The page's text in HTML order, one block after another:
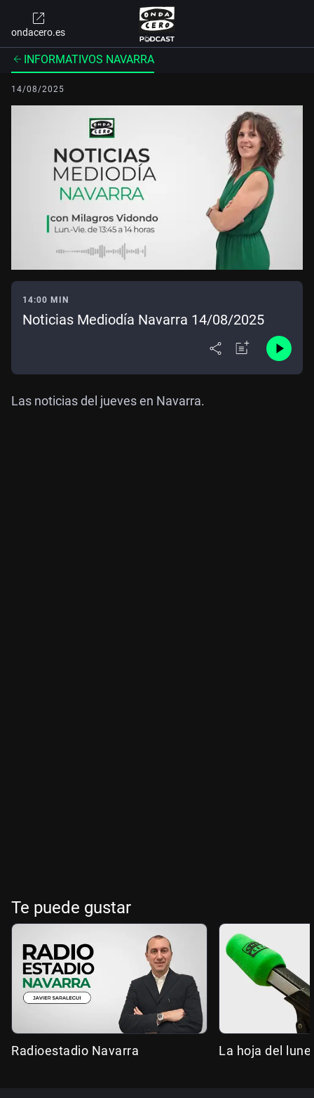
ondacero.es
INFORMATIVOS NAVARRA
14/08/2025
14:00 MIN
Noticias Mediodía Navarra 14/08/2025
Las noticias del jueves en Navarra.
Te puede gustar
Radioestadio Navarra La hoja del